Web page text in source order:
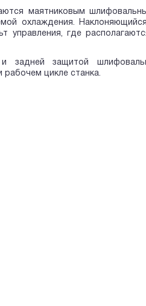
маятниковым
охлаждения.
управления, где
задней защитой
цикле станка.